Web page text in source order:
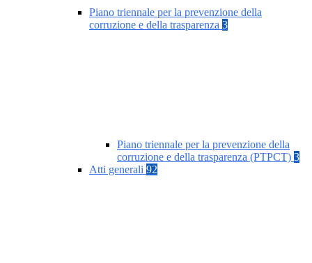
Piano triennale per la prevenzione della
corruzione e della trasparenza 3
Piano triennale per la prevenzione della
corruzione e della trasparenza (PTPCT) 3
Atti generali 92